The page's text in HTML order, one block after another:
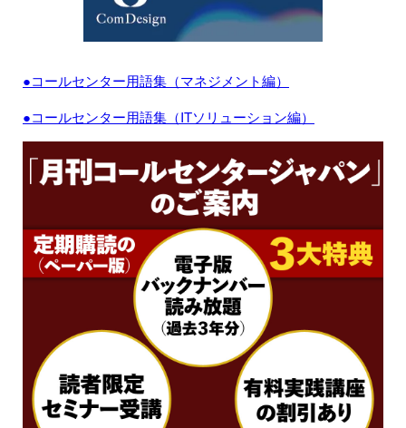
●コールセンター用語集（マネジメント編）
●コールセンター用語集（ITソリューション編）